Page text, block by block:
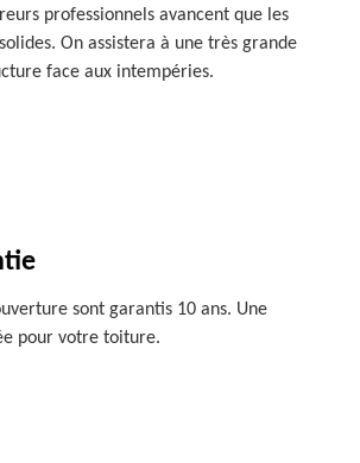
professionnels avancent que les
On assistera à une très grande
face aux intempéries.
sont garantis 10 ans. Une
pour votre toiture.